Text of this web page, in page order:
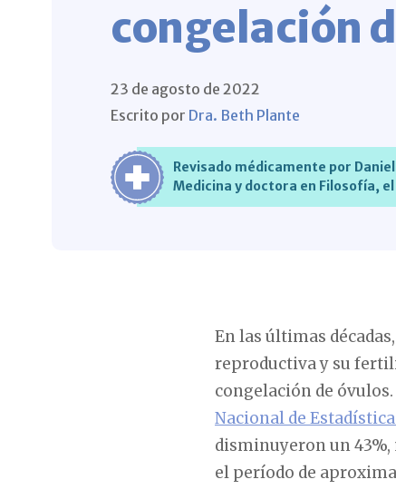
congelación
23 de agosto de 2022
Escrito por Dra. Beth Plante
Revisado médicamente por
Medicina y doctora en Filosofía,
En las últimas
reproductiva y su
congelación de óvulos.
Nacional de
disminuyeron un 43%,
el período de